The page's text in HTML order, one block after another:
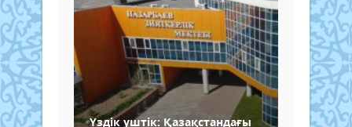
Үздік үштік: Қазақстандағы